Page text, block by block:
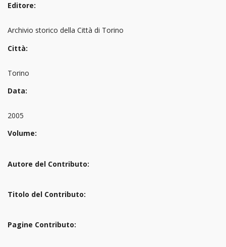
Editore:
Archivio storico della Città di Torino
Città:
Torino
Data:
2005
Volume:
Autore del Contributo:
Titolo del Contributo:
Pagine Contributo: